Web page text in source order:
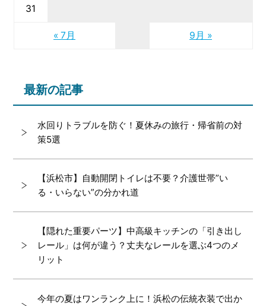
« 7月 9月 »
31
最新の記事
水回りトラブルを防ぐ！夏休みの旅行・帰省前の対
策5選
【浜松市】自動開閉トイレは不要？介護世帯”い
る・いらない”の分かれ道
【隠れた重要パーツ】中高級キッチンの「引き出し
レール」は何が違う？丈夫なレールを選ぶ4つのメ
リット
今年の夏はワンランク上に！浜松の伝統衣装で出か